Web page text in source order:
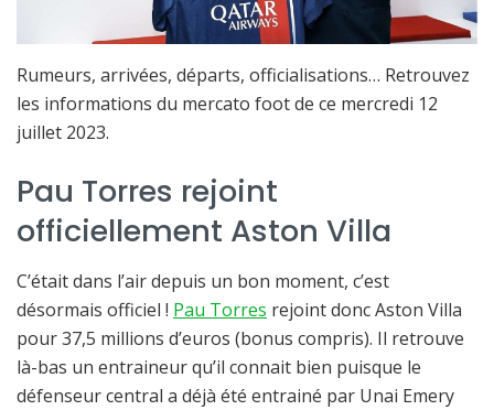
Rumeurs, arrivées, départs, officialisations… Retrouvez
les informations du mercato foot de ce mercredi 12
juillet 2023.
Pau Torres rejoint
officiellement Aston Villa
C’était dans l’air depuis un bon moment, c’est
désormais officiel ! Pau Torres rejoint donc Aston Villa
pour 37,5 millions d’euros (bonus compris). Il retrouve
là-bas un entraineur qu’il connait bien puisque le
défenseur central a déjà été entrainé par Unai Emery